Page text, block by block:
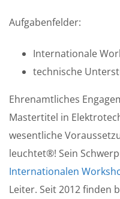
Aufgabenfelder:
Internationale
technische
Ehrenamtliches
Mastertitel in
wesentliche
leuchtet®! Sein
Internationalen
Leiter. Seit 2012 finden